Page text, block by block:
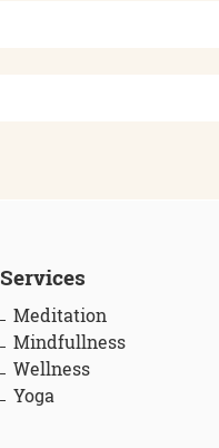
Services
Meditation
Mindfullness
Wellness
Yoga